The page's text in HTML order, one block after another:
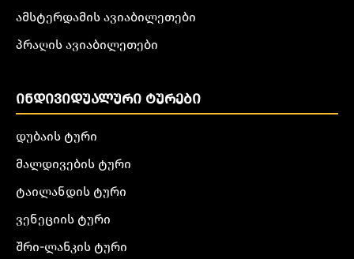
ამსტერდამის ავიაბილეთები
პრაღის ავიაბილეთები
ᲘᲜᲓᲘᲕᲘᲓᲣᲐᲚᲣᲠᲘ ᲢᲣᲠᲔᲑᲘ
დუბაის ტური
მალდივების ტური
ტაილანდის ტური
ვენეციის ტური
შრი-ლანკის ტური